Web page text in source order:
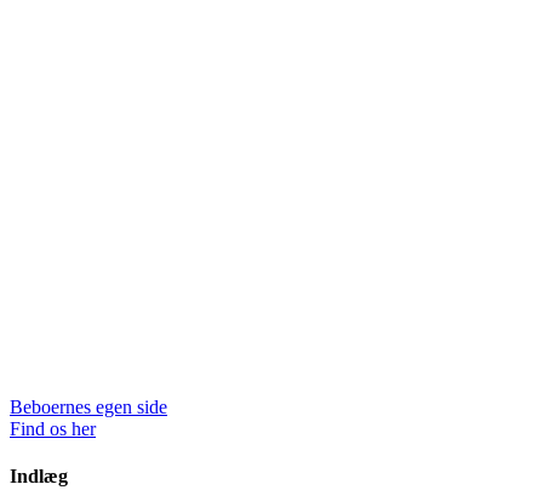
Beboernes egen side
Find os her
Indlæg